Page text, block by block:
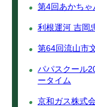
第4回あかち
利根運河 吉岡
第64回流山市
パパスクール
ータイム
京和ガス株式